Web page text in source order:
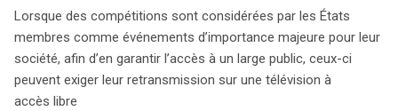
d’importance majeure et d’exiger leur retransmission sur
des chaînes à accès libre. Cela découle de la directive
sur les activités de radiodiffusion, qui permet de garantir
l’accès à des compétitions significatives, telles que la
Coupe du Monde et l’EURO de football. En Belgique et au
Lorsque des compétitions sont considérées par les États
membres comme événements d’importance majeure pour leur
société, afin d’en garantir l’accès à un large public, ceux-ci
peuvent exiger leur retransmission sur une télévision à
accès libre